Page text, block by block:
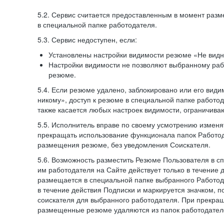
5.2. Сервис считается предоставленным в момент
в специальной папке работодателя.
5.3. Сервис недоступен, если:
Установлены настройки видимости резюме «Не
Настройки видимости не позволяют выбранному
резюме.
5.4. Если резюме удалено, заблокировано или его
никому», доступ к резюме в специальной папке
также касается любых настроек видимости,
5.5. Исполнитель вправе по своему усмотрению
прекращать использование функционала папок
размещения резюме, без уведомления Соискателя.
5.6. Возможность разместить Резюме Пользователя в
им работодателя на Сайте действует только в
размещается в специальной папке выбранного
в течение действия Подписки и маркируется
соискателя для выбранного работодателя. При
размещенные резюме удаляются из папок